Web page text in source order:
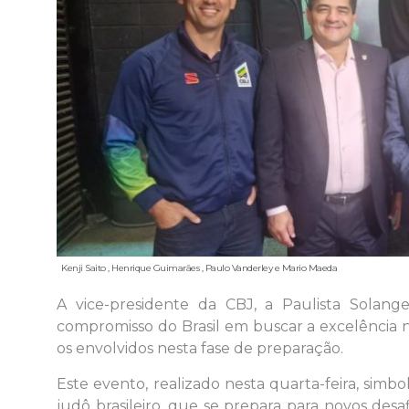
Kenji Saito , Henrique Guimarães , Paulo Vanderley e Mario Maeda
A vice-presidente da CBJ, a Paulista
compromisso do Brasil em buscar a
os envolvidos nesta fase de preparação.
Este evento, realizado nesta quarta-feira,
judô brasileiro, que se prepara para novos